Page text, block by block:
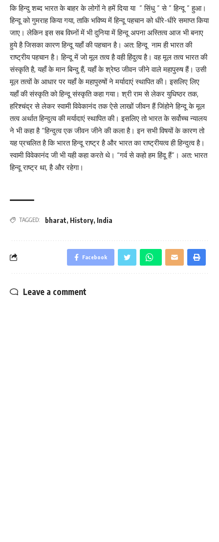
कि हिन्दु शब्द भारत के बाहर के लोगों ने हमें दिया या ” सिंधु ” से ” हिन्दू ” हुआ।
हिन्दू को गुमराह किया गया, ताकि भविष्य में हिन्दू पहचान को धीरे-धीरे समाप्त किया
जाए। लेकिन इस सब विघ्नों में भी दुनिया में हिन्दू अपना अस्तित्व आज भी बनाए
हुये है जिसका कारण हिन्दू यहाँ की पहचान है। अत: हिन्दू नाम ही भारत की
राष्ट्रीय पहचान है। हिन्दू में जो मूल तत्व है वही हिंदुत्व है। वह मूल तत्व भारत की
संस्कृति है, यहाँ के मान बिन्दु हैं, यहाँ के श्रेष्ठ जीवन जीने वाले महापुरुष हैं। उसी
मूल तत्वों के आधार पर यहाँ के महापुरुषों ने मर्यादाएं स्थापित की। इसलिए लिए
यहाँ की संस्कृति को हिन्दू संस्कृति कहा गया। श्री राम से लेकर युधिष्ठर तक,
हरिश्चंद्र से लेकर स्वामी विवेकानंद तक ऐसे लाखों जीवन हैं जिंहोने हिन्दू के मूल
तत्व अर्थात हिन्दुत्व की मर्यादाएं स्थापित की। इसलिए तो भारत के सर्वोच्च न्यालय
ने भी कहा है “हिन्दुत्व एक जीवन जीने की कला है। इन सभी विषयों के कारण तो
यह प्रचलित है कि भारत हिन्दू राष्ट्र है और भारत का राष्ट्रीयत्व ही हिन्दुत्व है।
स्वामी विवेकानंद जी भी यही कहा करते थे। “गर्व से कहो हम हिंदू हैं”। अत: भारत
हिन्दू राष्ट्र था, है और रहेगा।
TAGGED: bharat, History, India
Facebook
Leave a comment